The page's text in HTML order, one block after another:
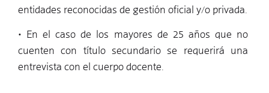
entidades reconocidas de gestión oficial y/o privada.
• En el caso de los mayores de 25 años que no
cuenten con título secundario se requerirá una
entrevista con el cuerpo docente.